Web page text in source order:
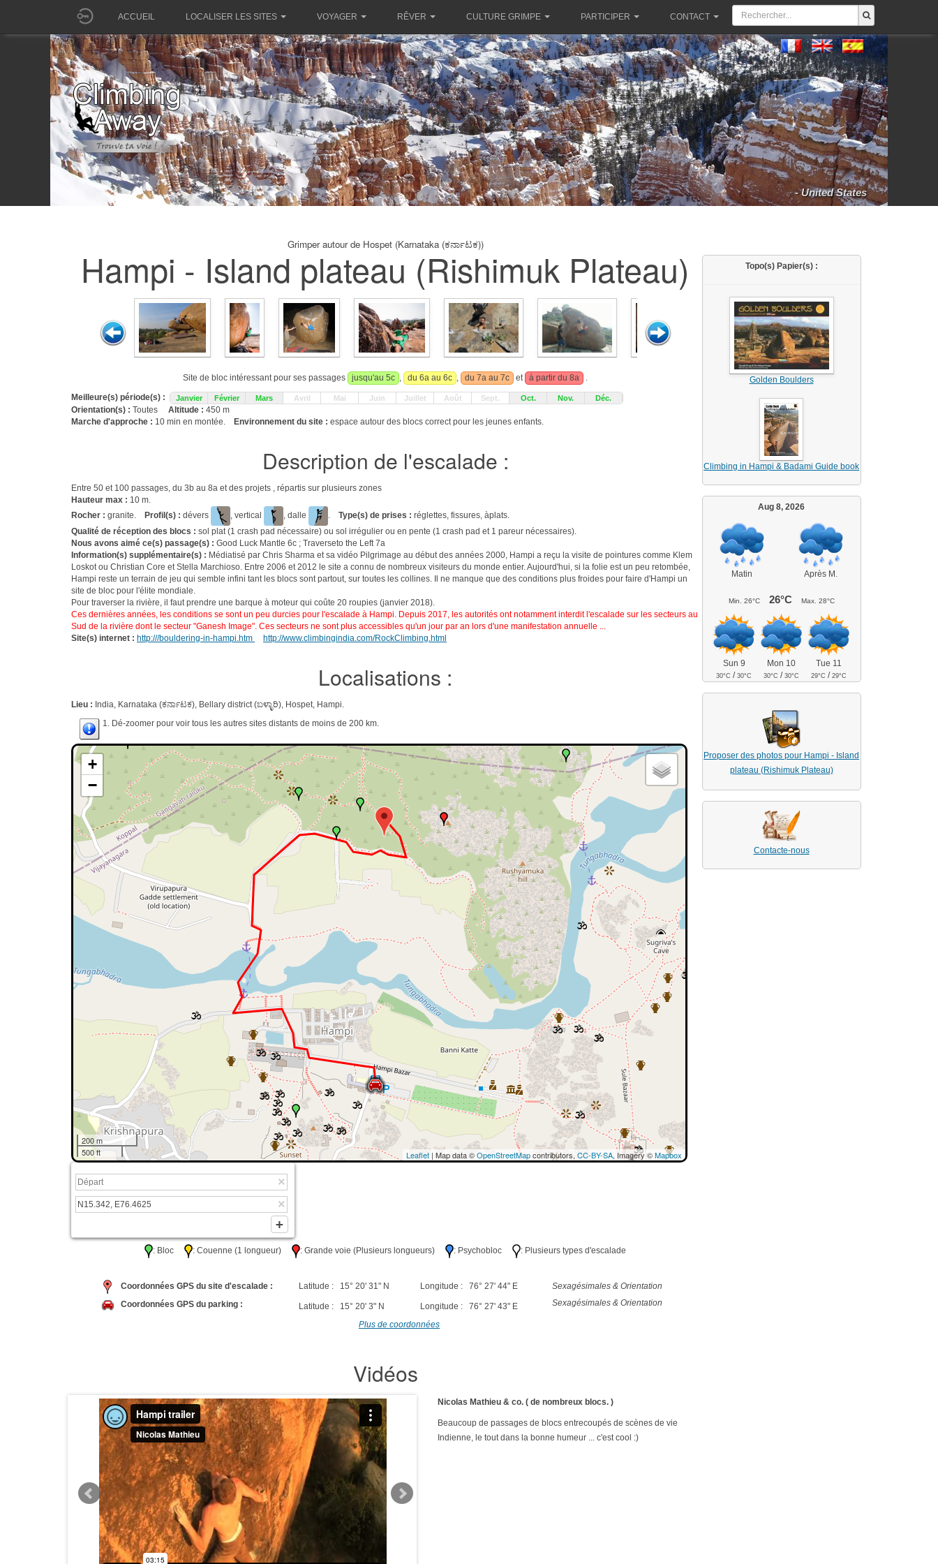
ACCUEIL LOCALISER LES SITES VOYAGER RÊVER CULTURE GRIMPE PARTICIPER CONTACT
- United States
Grimper autour de Hospet (Karnataka (ಕರ್ನಾಟಕ))
Hampi - Island plateau (Rishimuk Plateau)
Site de bloc intéressant pour ses passages jusqu'au 5c , du 6a au 6c , du 7a au 7c et à partir du 8a .
Meilleure(s) période(s) : Janvier Février Mars Avril Mai Juin Juillet Août Sept. Oct. Nov. Déc.
Orientation(s) : Toutes Altitude : 450 m
Marche d'approche : 10 min en montée. Environnement du site : espace autour des blocs correct pour les jeunes enfants.
Description de l'escalade :
Entre 50 et 100 passages, du 3b au 8a et des projets , répartis sur plusieurs zones
Hauteur max : 10 m.
Rocher : granite. Profil(s) : dévers , vertical , dalle . Type(s) de prises : réglettes, fissures, àplats.
Qualité de réception des blocs : sol plat (1 crash pad nécessaire) ou sol irrégulier ou en pente (1 crash pad et 1 pareur nécessaires).
Nous avons aimé ce(s) passage(s) : Good Luck Mantle 6c ; Traverseto the Left 7a
Information(s) supplémentaire(s) : Médiatisé par Chris Sharma et sa vidéo Pilgrimage au début des années 2000, Hampi a reçu la visite de pointures comme Klem
Loskot ou Christian Core et Stella Marchioso. Entre 2006 et 2012 le site a connu de nombreux visiteurs du monde entier. Aujourd'hui, si la folie est un peu retombée,
Hampi reste un terrain de jeu qui semble infini tant les blocs sont partout, sur toutes les collines. Il ne manque que des conditions plus froides pour faire d'Hampi un
site de bloc pour l'élite mondiale.
Pour traverser la rivière, il faut prendre une barque à moteur qui coûte 20 roupies (janvier 2018).
Ces dernières années, les conditions se sont un peu durcies pour l'escalade à Hampi. Depuis 2017, les autorités ont notamment interdit l'escalade sur les secteurs au
Sud de la rivière dont le secteur "Ganesh Image". Ces secteurs ne sont plus accessibles qu'un jour par an lors d'une manifestation annuelle ...
Site(s) internet : http:///bouldering-in-hampi.htm http://www.climbingindia.com/RockClimbing.html
Localisations :
Lieu : India, Karnataka (ಕರ್ನಾಟಕ), Bellary district (ಬಳ್ಳಾರಿ), Hospet, Hampi.
1. Dé-zoomer pour voir tous les autres sites distants de moins de 200 km.
+
−
200 m
500 ft
Leaflet| Map data ©OpenStreetMapcontributors, CC-BY-SA, Imagery ©Mapbox
: Bloc : Couenne (1 longueur) : Grande voie (Plusieurs longueurs) : Psychobloc : Plusieurs types d'escalade
Coordonnées GPS du site d'escalade : Latitude : 15° 20' 31" N Longitude : 76° 27' 44" E
Sexagésimales & Orientation
Coordonnées GPS du parking :
Latitude : 15° 20' 3" N Longitude : 76° 27' 43" E Sexagésimales & Orientation
Plus de coordonnées
Vidéos
Nicolas Mathieu & co. ( de nombreux blocs. )
Beaucoup de passages de blocs entrecoupés de scènes de vie
Indienne, le tout dans la bonne humeur ... c'est cool :)
Topo(s) Papier(s) :
Golden Boulders
Climbing in Hampi & Badami Guide book
Aug 8, 2026
Matin Après M.
Min. 26°C 26°C Max. 28°C
Sun 9
30°C /30°C
Mon 10
30°C /30°C
Tue 11
29°C /29°C
Proposer des photos pour Hampi - Island
plateau (Rishimuk Plateau)
Contacte-nous